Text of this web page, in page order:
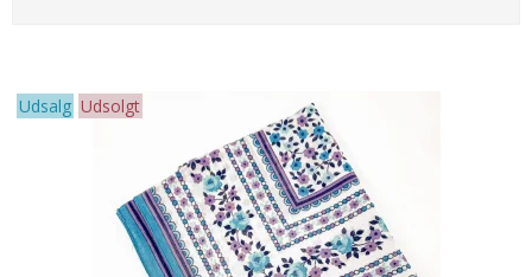
Udsalg Udsolgt